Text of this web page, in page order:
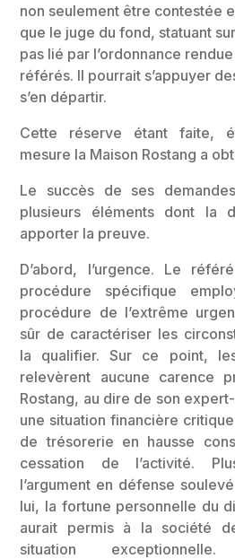
non seulement être contestée
que le juge du fond, statuant
pas lié par l’ordonnance
référés. Il pourrait s’appuyer
s’en départir.
Cette réserve étant faite,
mesure la Maison Rostang a
Le succès de ses
plusieurs éléments dont la
apporter la preuve.
D’abord, l’urgence. Le
procédure spécifique
procédure de l’extrême
sûr de caractériser les
la qualifier. Sur ce point,
relevèrent aucune carence
Rostang, au dire de son
une situation financière
de trésorerie en hausse
cessation de l’activité.
l’argument en défense
lui, la fortune personnelle du
aurait permis à la société
situation